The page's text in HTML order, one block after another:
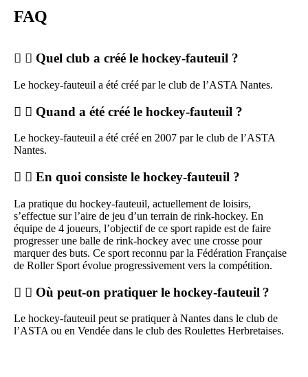
FAQ
Quel club a créé le hockey-fauteuil ?
Le hockey-fauteuil a été créé par le club de l’ASTA Nantes.
Quand a été créé le hockey-fauteuil ?
Le hockey-fauteuil a été créé en 2007 par le club de l’ASTA
Nantes.
En quoi consiste le hockey-fauteuil ?
La pratique du hockey-fauteuil, actuellement de loisirs,
s’effectue sur l’aire de jeu d’un terrain de rink-hockey. En
équipe de 4 joueurs, l’objectif de ce sport rapide est de faire
progresser une balle de rink-hockey avec une crosse pour
marquer des buts. Ce sport reconnu par la Fédération Française
de Roller Sport évolue progressivement vers la compétition.
Où peut-on pratiquer le hockey-fauteuil ?
Le hockey-fauteuil peut se pratiquer à Nantes dans le club de
l’ASTA ou en Vendée dans le club des Roulettes Herbretaises.